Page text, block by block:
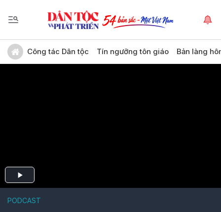
Công tác Dân tộc Tín ngưỡng tôn giáo Bản làng
PODCAST